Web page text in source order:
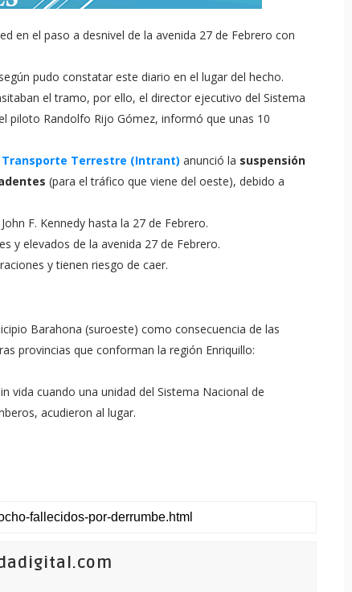
en el paso a desnivel de la avenida 27 de Febrero con
según pudo constatar este diario en el lugar del hecho.
el tramo, por ello, el director ejecutivo del Sistema
piloto Randolfo Rijo Gómez, informó que unas 10
Terrestre (Intrant) anunció la suspensión
(para el tráfico que viene del oeste), debido a
F. Kennedy hasta la 27 de Febrero.
y elevados de la avenida 27 de Febrero.
y tienen riesgo de caer.
Barahona (suroeste) como consecuencia de las
provincias que conforman la región Enriquillo:
vida cuando una unidad del Sistema Nacional de
acudieron al lugar.